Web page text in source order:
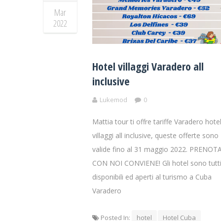
Mar
2022
Hotel villaggi Varadero all
inclusive
Lukemod 0
Mattia tour ti offre tariffe Varadero hotel
villaggi all inclusive, queste offerte sono
valide fino al 31 maggio 2022.
CON NOI CONVIENE! Gli hotel sono tutti
disponibili ed aperti al turismo a Cuba
Varadero
Posted In: hotel
Hotel Cuba